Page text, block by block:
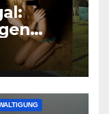
auf